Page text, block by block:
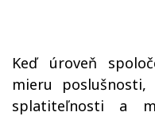
Keď úroveň
mieru poslušnosti,
splatiteľnosti a